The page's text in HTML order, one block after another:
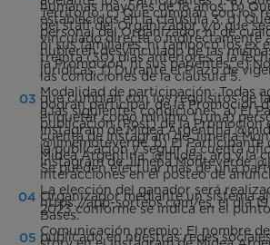
humanas mayores de 18 años; b)
Territorio; c) Que cumplan con los
establecidos en la cláusula 3; d)
del staff del Organizador y/o que
personal del Organizador ni de
vinculado directa o indirectamente
ni sus familiares, ni tampoco los ex
hubieren desvinculado de las
treinta (30) días anteriores a la
la Promoción, ni sus parientes; e)
jurídicas; f) Durante el Plazo de
las condiciones de la cláusula 5.
Modalidad de participación: Todas
que cumplan con los requisitos de la
podrán participar de la Promoción
a las siguientes condiciones: a) El
etiquetar como mínimo 1 (una)
publicación (Post) de la Promoción
Instagram de Midea Argentina
cuenta de Instagram de Jimena
@jimemoteverde. b) El Participante
la publicación y seguir la cuenta
Midea Argentina: @midea_arg y la
Instagram de Jimena Monteverde
Se pueden efectuar más de una
interacciones en el posteo de
La elección del ganador será
Organizador mediante un sistema
https://app-sorteos.com/es, el día
2023 conforme se indica en el
Bases.
Comunicación premio: El nombre
publicado en nuestras redes